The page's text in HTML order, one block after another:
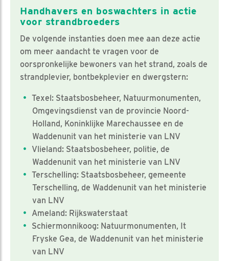
Handhavers en boswachters in actie
voor strandbroeders
De volgende instanties doen mee aan deze actie
om meer aandacht te vragen voor de
oorspronkelijke bewoners van het strand, zoals de
strandplevier, bontbekplevier en dwergstern:
Texel: Staatsbosbeheer, Natuurmonumenten,
Omgevingsdienst van de provincie Noord-
Holland, Koninklijke Marechaussee en de
Waddenunit van het ministerie van LNV
Vlieland: Staatsbosbeheer, politie, de
Waddenunit van het ministerie van LNV
Terschelling: Staatsbosbeheer, gemeente
Terschelling, de Waddenunit van het ministerie
van LNV
Ameland: Rijkswaterstaat
Schiermonnikoog: Natuurmonumenten, It
Fryske Gea, de Waddenunit van het ministerie
van LNV